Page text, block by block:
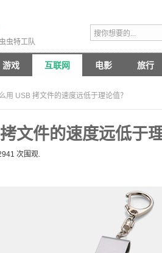
虫特工队
游戏 互联网 电影 旅行
用 USB 拷文件的速度远低于理论值？
文件的速度远低于
次围观.